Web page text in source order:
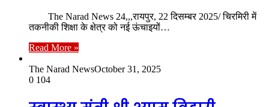
The Narad News 24,,,रायपुर, 22 दिसम्बर 2025/ चिरमिरी में
तकनीकी शिक्षा के क्षेत्र को नई ऊंचाइयों…
Read More »
The Narad NewsOctober 31, 2025
0 104